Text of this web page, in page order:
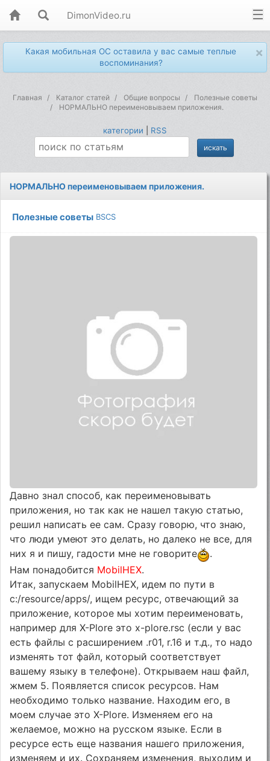
DimonVideo.ru
×
Какая мобильная ОС оставила у вас самые теплые
воспоминания?
Главная Каталог статей Общие вопросы
Полезные советы
НОРМАЛЬНО переименовываем приложения.
категории RSS
НОРМАЛЬНО переименовываем приложения.
Полезные советы BSCS
Давно знал способ, как переименовывать
приложения, но так как не нашел такую статью,
решил написать ее сам. Сразу говорю, что знаю,
что люди умеют это делать, но далеко не все, для
них я и пишу, гадости мне не говорите
.
Нам понадобится MobilHEX.
Итак, запускаем MobilHEX, идем по пути в
c:/resource/apps/, ищем ресурс, отвечающий за
приложение, которое мы хотим переименовать,
например для X-Plore это x-plore.rsc (если у вас
есть файлы с расширением .r01, r.16 и т.д., то надо
изменять тот файл, который соответствует
вашему языку в телефоне). Открываем наш файл,
жмем 5. Появляется список ресурсов. Нам
необходимо только название. Находим его, в
моем случае это X-Plore. Изменяем его на
желаемое, можно на русском языке. Если в
ресурсе есть еще названия нашего приложения,
изменяем и их. Сохраняем изменения, выходим и